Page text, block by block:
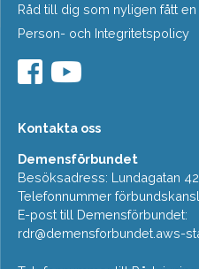
Råd till dig som nyligen fått
Person- och Integritetspolicy
Kontakta oss
Demensförbundet
Besöksadress: Lundagatan
Telefonnummer
E-post till Demensförbundet:
rdr@demensforbundet.aws-